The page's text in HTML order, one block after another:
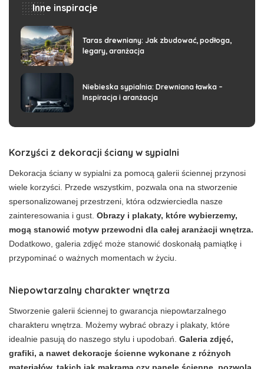
Inne inspiracje
Taras drewniany: Jak zbudować, podłoga,
legary, aranżacja
Niebieska sypialnia: Drewniana ławka –
Inspiracja i aranżacja
Korzyści z dekoracji ściany w sypialni
Dekoracja ściany w sypialni za pomocą galerii ściennej przynosi
wiele korzyści. Przede wszystkim, pozwala ona na stworzenie
spersonalizowanej przestrzeni, która odzwierciedla nasze
zainteresowania i gust. Obrazy i plakaty, które wybierzemy,
mogą stanowić motyw przewodni dla całej aranżacji wnętrza.
Dodatkowo, galeria zdjęć może stanowić doskonałą pamiątkę i
przypominać o ważnych momentach w życiu.
Niepowtarzalny charakter wnętrza
Stworzenie galerii ściennej to gwarancja niepowtarzalnego
charakteru wnętrza. Możemy wybrać obrazy i plakaty, które
idealnie pasują do naszego stylu i upodobań. Galeria zdjęć,
grafiki, a nawet dekoracje ścienne wykonane z różnych